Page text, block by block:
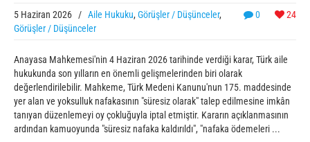
0 24
5 Haziran 2026 / Aile Hukuku, Görüşler / Düşünceler,
Görüşler / Düşünceler
Anayasa Mahkemesi'nin 4 Haziran 2026 tarihinde verdiği karar, Türk aile
hukukunda son yılların en önemli gelişmelerinden biri olarak
değerlendirilebilir. Mahkeme, Türk Medeni Kanunu'nun 175. maddesinde
yer alan ve yoksulluk nafakasının "süresiz olarak" talep edilmesine imkân
tanıyan düzenlemeyi oy çokluğuyla iptal etmiştir. Kararın açıklanmasının
ardından kamuoyunda "süresiz nafaka kaldırıldı", "nafaka ödemeleri ...